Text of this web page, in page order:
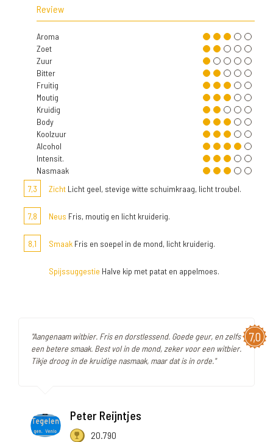
Review
Aroma
Zoet
Zuur
Bitter
Fruitig
Moutig
Kruidig
Body
Koolzuur
Alcohol
Intensit.
Nasmaak
7,3
Zicht Licht geel, stevige witte schuimkraag, licht troubel.
7,8 Neus Fris, moutig en licht kruiderig.
8,1 Smaak Fris en soepel in de mond, licht kruiderig.
Spijssuggestie Halve kip met patat en appelmoes.
7,0
"Aangenaam witbier. Fris en dorstlessend. Goede geur, en zelfs
een betere smaak. Best vol in de mond, zeker voor een witbier.
Tikje droog in de kruidige nasmaak, maar dat is in orde."
Peter Reijntjes
20.790